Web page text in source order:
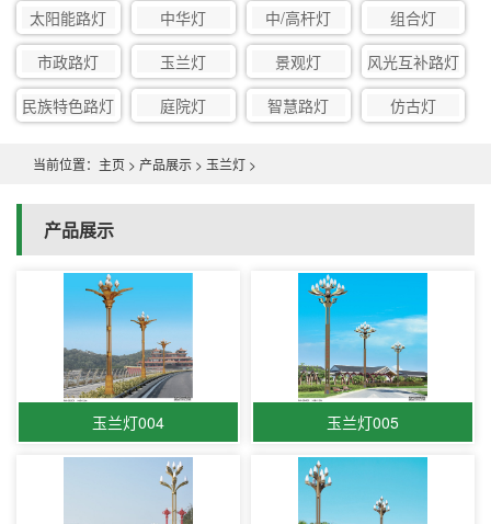
太阳能路灯 中华灯 中/高杆灯
组合灯
市政路灯
玉兰灯 景观灯
风光互补路灯
民族特色路灯
庭院灯 智慧路灯 仿古灯
当前位置： 主页 > 产品展示 > 玉兰灯 >
产品展示
玉兰灯004 玉兰灯005